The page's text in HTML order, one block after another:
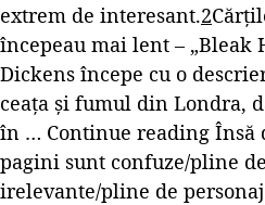
extrem de interesant.2
începeau mai lent – „Bleak
Dickens începe cu o
ceața și fumul din Londra,
în … Continue reading Însă
pagini sunt confuze/pline
irelevante/pline de